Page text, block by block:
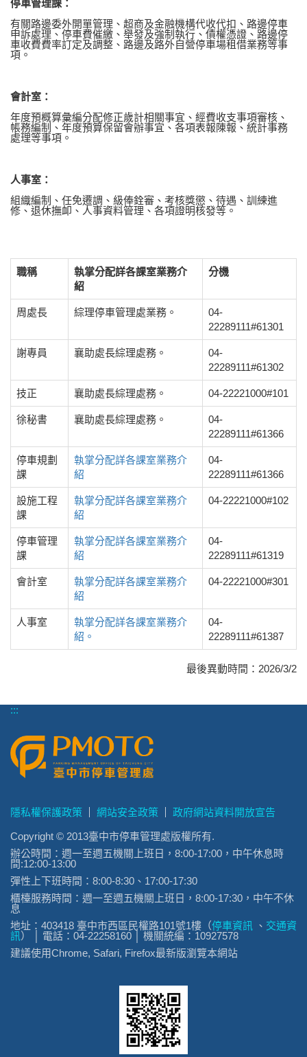
停車管理課：
有關路邊委外開單管理、超商及金融機構代收代扣、路邊停車
申訴處理、停車費催繳、舉發及強制執行、債權憑證、路邊停
車收費費率訂定及調整、路邊及路外自營停車場租借業務等事
項。
會計室：
年度預概算彙編分配修正歲計相關事宜、經費收支事項審核、
帳務編制、年度預算保留會辦事宜、各項表報陳報、統計事務
處理等事項。
人事室：
組織編制、任免遷調、級俸銓審、考核獎懲、待遇、訓練進
修、退休撫卹、人事資料管理、各項證明核發等。
職稱
執掌分配詳各課室業務介
紹
分機
周處長 綜理停車管理處業務。
04-
22289111#61301
謝專員 襄助處長綜理處務。
04-
22289111#61302
技正 襄助處長綜理處務。 04-22221000#101
徐秘書 襄助處長綜理處務。
04-
22289111#61366
停車規劃
課
執掌分配詳各課室業務介
紹
04-
22289111#61366
設施工程
課
執掌分配詳各課室業務介
紹
04-22221000#102
停車管理
課
執掌分配詳各課室業務介
紹
04-
22289111#61319
會計室
執掌分配詳各課室業務介
紹
04-22221000#301
人事室
執掌分配詳各課室業務介
紹。
04-
22289111#61387
最後異動時間： 2026/3/2
:::
隱私權保護政策 網站安全政策 政府網站資料開放宣告
Copyright © 2013臺中市停車管理處版權所有.
辦公時間：週一至週五機關上班日，8:00-17:00，中午休息時
間:12:00-13:00
彈性上下班時間：8:00-8:30、17:00-17:30
櫃檯服務時間：週一至週五機關上班日，8:00-17:30，中午不休
息
地址：403418 臺中市西區民權路101號1樓（停車資訊 、 交通資
訊 ） │ 電話：04-22258160 │ 機關統編：10927578
建議使用Chrome, Safari, Firefox最新版瀏覽本網站